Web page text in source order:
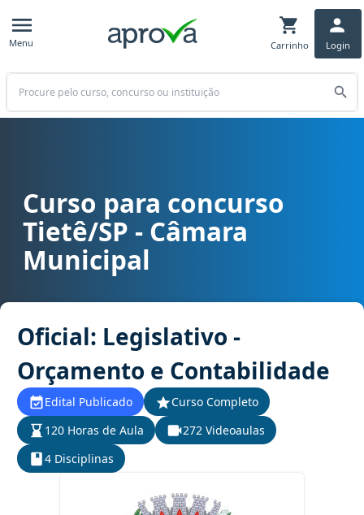
Menu Carrinho Login
Buscar
Curso para concurso Tietê/SP - Câmara Municipal cargo Oficial:
Curso para concurso
Tietê/SP - Câmara
Municipal
Oficial: Legislativo -
Orçamento e Contabilidade
Edital Publicado
Curso Completo
120 Horas de Aula
272 Videoaulas
4 Disciplinas